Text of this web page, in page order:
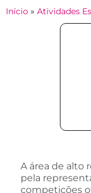
Início » Atividades
A área de alto
pela
competições